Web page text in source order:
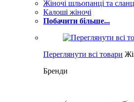
Жіночі шльопанці та
Калоші жіночі
Побачити більше...
Переглянути всі товари
Бренди